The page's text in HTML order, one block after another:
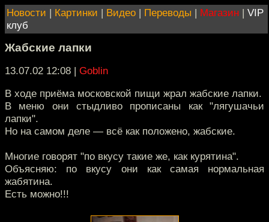
Новости | Картинки | Видео | Переводы | Магазин | VIP
клуб
Жабские лапки
13.07.02 12:08 | Goblin
В ходе приёма московской пищи жрал жабские лапки.
В меню они стыдливо прописаны как "лягушачьи
лапки".
Но на самом деле — всё как положено, жабские.
Многие говорят "по вкусу такие же, как курятина".
Объясняю: по вкусу они как самая нормальная
жабятина.
Есть можно!!!